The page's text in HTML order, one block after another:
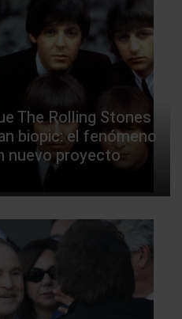
The Rolling Stones
biopic: el fenómeno
nuevo proyecto